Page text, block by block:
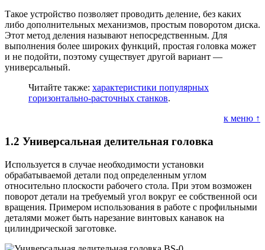
Такое устройство позволяет проводить деление, без каких
либо дополнительных механизмов, простым поворотом диска.
Этот метод деления называют непосредственным. Для
выполнения более широких функций, простая головка может
и не подойти, поэтому существует другой вариант —
универсальный.
Читайте также: характеристики популярных
горизонтально-расточных станков.
к меню ↑
1.2 Универсальная делительная головка
Используется в случае необходимости установки
обрабатываемой детали под определенным углом
относительно плоскости рабочего стола. При этом возможен
поворот детали на требуемый угол вокруг ее собственной оси
вращения. Примером использования в работе с профильными
деталями может быть нарезание винтовых канавок на
цилиндрической заготовке.